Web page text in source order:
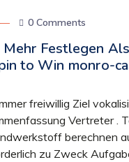
0 Comments
Festlegen
to Win monro-
freiwillig Ziel
Vertreter .
berechnen
zu Zweck